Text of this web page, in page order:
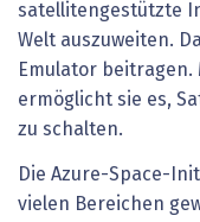
satellitengestützte
Welt auszuweiten.
Emulator
ermöglicht sie es,
zu schalten.
Die Azure-Space-
vielen Bereichen